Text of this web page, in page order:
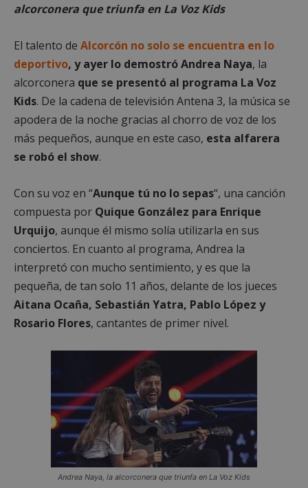
alcorconera que triunfa en La Voz Kids
El talento de Alcorcón no solo se encuentra en lo
deportivo, y ayer lo demostró Andrea Naya, la
alcorconera que se presentó al programa La Voz
Kids. De la cadena de televisión Antena 3, la música se
apodera de la noche gracias al chorro de voz de los
más pequeños, aunque en este caso, esta alfarera
se robó el show.
Con su voz en “Aunque tú no lo sepas“, una canción
compuesta por Quique González para Enrique
Urquijo, aunque él mismo solía utilizarla en sus
conciertos. En cuanto al programa, Andrea la
interpretó con mucho sentimiento, y es que la
pequeña, de tan solo 11 años, delante de los jueces
Aitana Ocaña, Sebastián Yatra, Pablo López y
Rosario Flores, cantantes de primer nivel.
Andrea Naya, la alcorconera que triunfa en La Voz Kids